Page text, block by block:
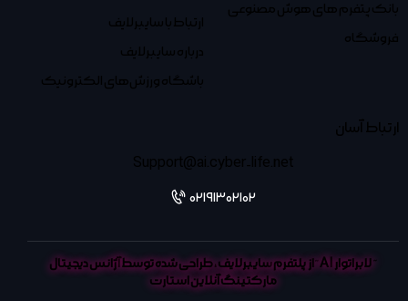
بانک پتفرم های هوش مصنوعی
فروشگاه
ارتباط با سایبرلایف
درباره سایبرلایف
باشگاه ورزش‌های الکترونیک
ارتباط آسان
Support@ai.cyber-life.net
02191302102
”لابراتوار AI “از پلتفرمسایبرلایف، طراحی شده توسطآژانس دیجیتال
مارکتینگ آنلاین استارت